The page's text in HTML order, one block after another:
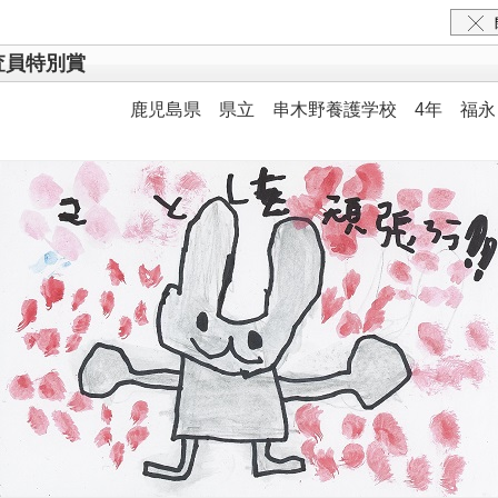
員特別賞
鹿児島県 県立 串木野養護学校 4年 福